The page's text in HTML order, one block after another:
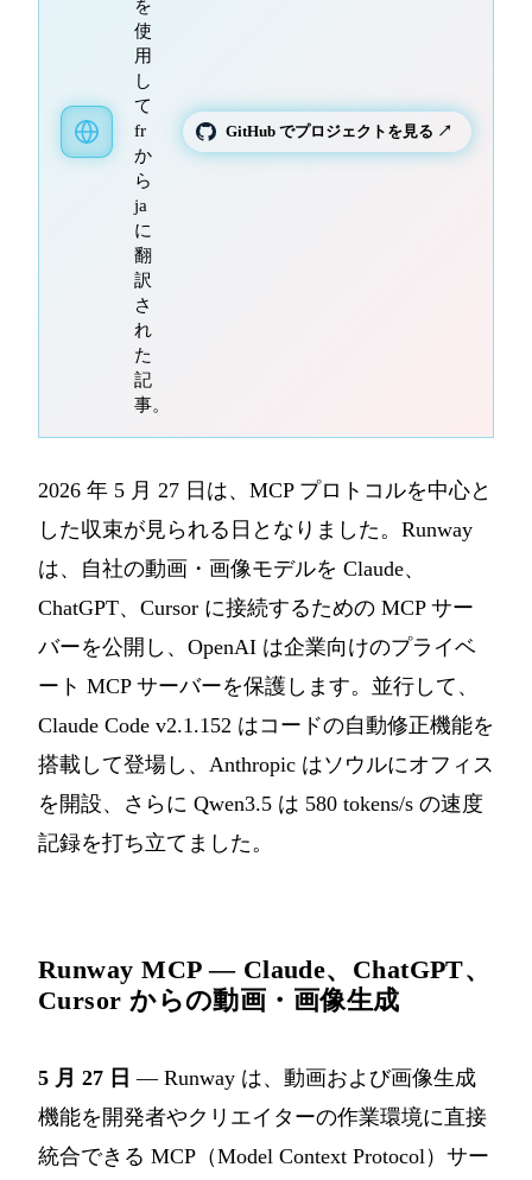
を
使
用
し
て
fr
か
ら
ja
に
翻
訳
さ
れ
た
記
事。
GitHub でプロジェクトを見る ↗
2026 年 5 月 27 日は、MCP プロトコルを中心と
した収束が見られる日となりました。Runway
は、自社の動画・画像モデルを Claude、
ChatGPT、Cursor に接続するための MCP サー
バーを公開し、OpenAI は企業向けのプライベ
ート MCP サーバーを保護します。並行して、
Claude Code v2.1.152 はコードの自動修正機能を
搭載して登場し、Anthropic はソウルにオフィス
を開設、さらに Qwen3.5 は 580 tokens/s の速度
記録を打ち立てました。
Runway MCP — Claude、ChatGPT、
Cursor からの動画・画像生成
5 月 27 日 — Runway は、動画および画像生成
機能を開発者やクリエイターの作業環境に直接
統合できる MCP（Model Context Protocol）サー